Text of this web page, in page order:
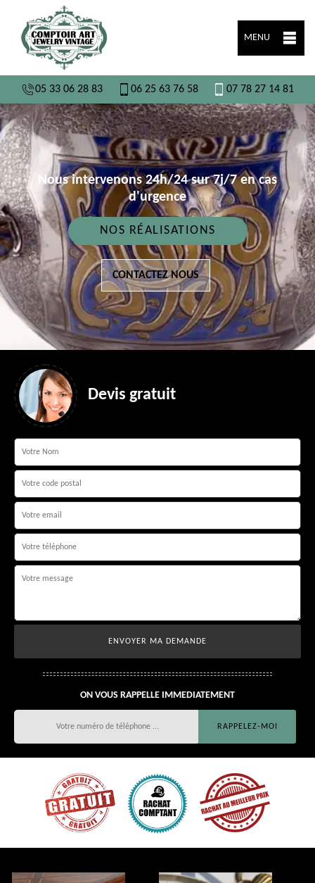
MENU
05 33 06 28 83 06 25 63 76 58 07 78 27 14 81
Nous intervenons 24h/24 sur 7j/7 en cas
d'urgence
NOS RÉALISATIONS
CONTACTEZ NOUS
Devis gratuit
ON VOUS RAPPELLE IMMEDIATEMENT